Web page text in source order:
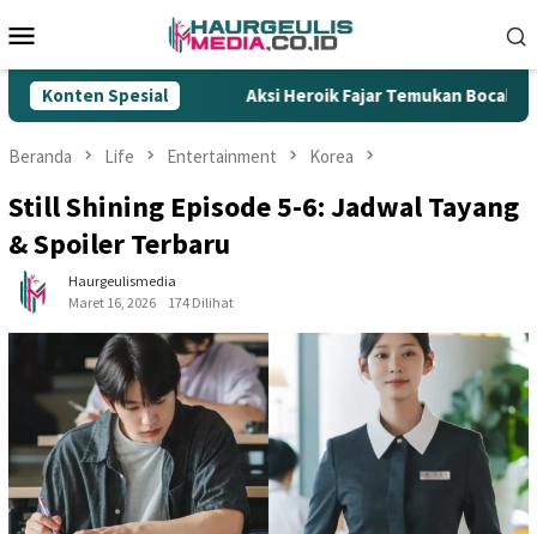
ke
Mobile
Konten Spesial
Ilegal Aksi Heroik Fajar Temukan Bocah
Beranda Life Entertainment Korea
Still Shining Episode 5-6: Jadwal Tayang
& Spoiler Terbaru
Haurgeulismedia
Maret 16, 2026
174 Dilihat